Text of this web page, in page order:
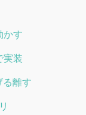
かす
実装
離す